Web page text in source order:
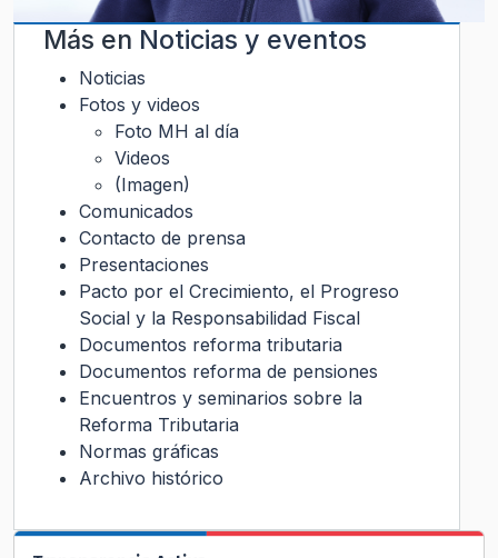
Más en Noticias y eventos
Noticias
Fotos y videos
Foto MH al día
Videos
(Imagen)
Comunicados
Contacto de prensa
Presentaciones
Pacto por el Crecimiento, el Progreso
Social y la Responsabilidad Fiscal
Documentos reforma tributaria
Documentos reforma de pensiones
Encuentros y seminarios sobre la
Reforma Tributaria
Normas gráficas
Archivo histórico